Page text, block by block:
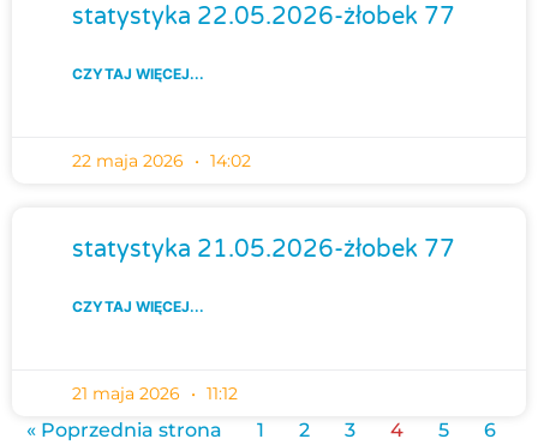
statystyka 22.05.2026-żłobek 77
CZYTAJ WIĘCEJ...
22 maja 2026 14:02
statystyka 21.05.2026-żłobek 77
CZYTAJ WIĘCEJ...
21 maja 2026 11:12
« Poprzednia strona 1 2 3 4 5
6